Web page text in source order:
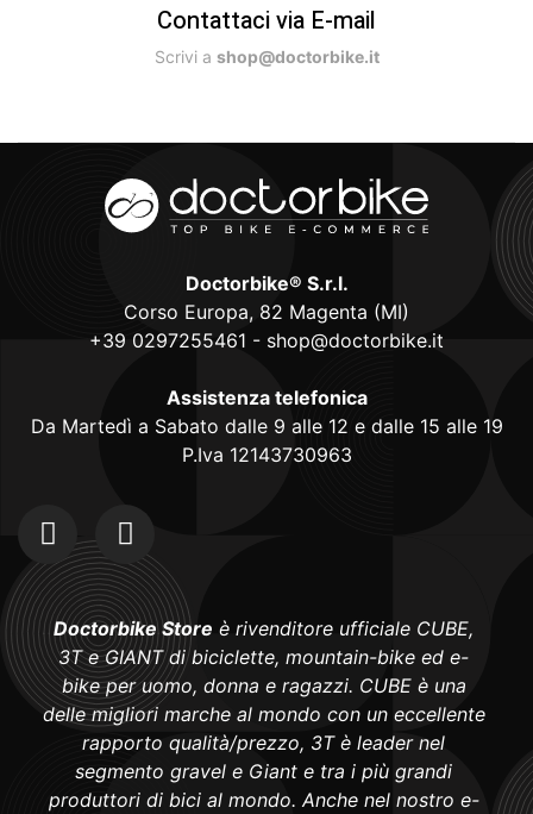
Contattaci via E-mail
Scrivi a shop@doctorbike.it
Doctorbike® S.r.l.
Corso Europa, 82 Magenta (MI)
+39 0297255461 - shop@doctorbike.it
Assistenza telefonica
Da Martedì a Sabato dalle 9 alle 12 e dalle 15 alle 19
P.Iva 12143730963
Doctorbike Store è rivenditore ufficiale CUBE,
3T e GIANT di biciclette, mountain-bike ed e-
bike per uomo, donna e ragazzi. CUBE è una
delle migliori marche al mondo con un eccellente
rapporto qualità/prezzo, 3T è leader nel
segmento gravel e Giant e tra i più grandi
produttori di bici al mondo. Anche nel nostro e-